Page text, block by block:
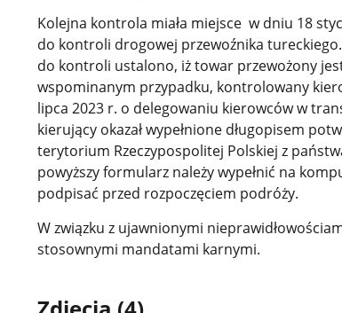
Kolejna kontrola miała miejsce w dniu 18
do kontroli drogowej przewoźnika
do kontroli ustalono, iż towar przewożony
wspominanym przypadku, kontrolowany
lipca 2023 r. o delegowaniu kierowców w
kierujący okazał wypełnione długopisem
terytorium Rzeczypospolitej Polskiej z
powyższy formularz należy wypełnić na
podpisać przed rozpoczęciem podróży.
W związku z ujawnionymi
stosownymi mandatami karnymi.